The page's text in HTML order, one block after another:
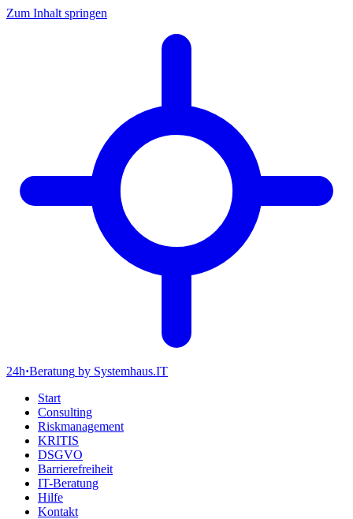
Zum Inhalt springen
24h·Beratung by Systemhaus.IT
Start
Consulting
Riskmanagement
KRITIS
DSGVO
Barrierefreiheit
IT-Beratung
Hilfe
Kontakt